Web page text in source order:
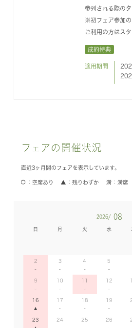
参列される際の
※初フェア参加
ご利用の方はス
成約特典
適用期間
フェアの開催状況
直近3ヶ月間のフェアを表示しています。
空席あり 残りわずか 満席
2026/ 08
日 月 火 水
2 3 4 5
9 10 11 12
16 17 18 19
23 24 25 26